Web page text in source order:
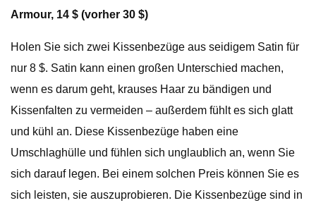
Armour, 14 $ (vorher 30 $)
Holen Sie sich zwei Kissenbezüge aus seidigem Satin für
nur 8 $. Satin kann einen großen Unterschied machen,
wenn es darum geht, krauses Haar zu bändigen und
Kissenfalten zu vermeiden – außerdem fühlt es sich glatt
und kühl an. Diese Kissenbezüge haben eine
Umschlaghülle und fühlen sich unglaublich an, wenn Sie
sich darauf legen. Bei einem solchen Preis können Sie es
sich leisten, sie auszuprobieren. Die Kissenbezüge sind in